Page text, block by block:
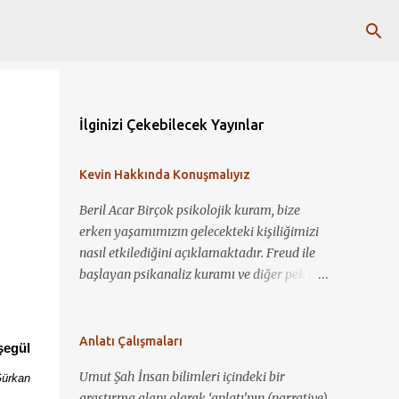
İlginizi Çekebilecek Yayınlar
Kevin Hakkında Konuşmalıyız
Beril Acar Birçok psikolojik kuram, bize
erken yaşamımızın gelecekteki kişiliğimizi
nasıl etkilediğini açıklamaktadır. Freud ile
başlayan psikanaliz kuramı ve diğer pek çok
yapmamız mümkün görünmektedir. Kevin
sosyopat bir gence dönüşebildiğini, annelik
Anlatı Çalışmaları
Umut Şah İnsan bilimleri içindeki bir